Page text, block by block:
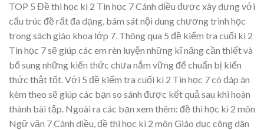
TOP 5 Đề thi học kì 2 Tin học 7 Cánh diều được xây dựng với
cấu trúc đề rất đa dạng, bám sát nội dung chương trình học
trong sách giáo khoa lớp 7. Thông qua 5 đề kiểm tra cuối kì 2
Tin học 7 sẽ giúp các em rèn luyện những kĩ năng cần thiết và
bổ sung những kiến thức chưa nắm vững để chuẩn bị kiến
thức thật tốt. Với 5 đề kiểm tra cuối kì 2 Tin học 7 có đáp án
kèm theo sẽ giúp các bạn so sánh được kết quả sau khi hoàn
thành bài tập. Ngoài ra các bạn xem thêm: đề thi học kì 2 môn
Ngữ văn 7 Cánh diều, đề thi học kì 2 môn Giáo dục công dân